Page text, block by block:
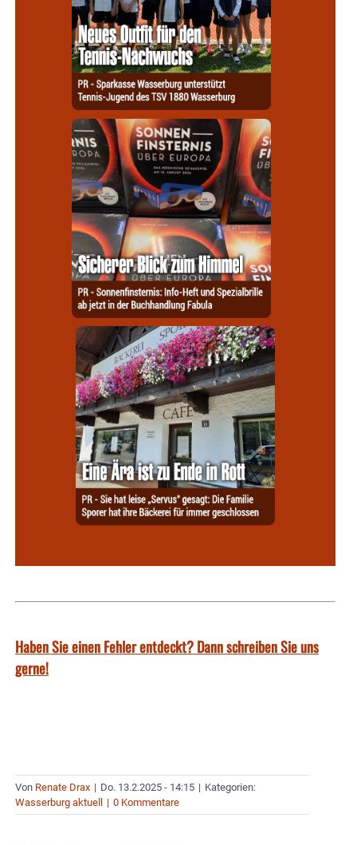
Haben Sie einen Fehler entdeckt? Dann schreiben Sie uns
gerne!
Von Renate Drax | Do. 13.2.2025 - 14:15 | Kategorien:
Wasserburg aktuell
| 0 Kommentare